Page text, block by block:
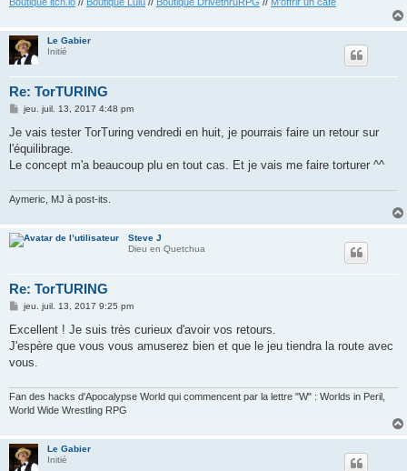
Le Gabier
Initié
Re: TorTURING
M
s
a
g
jeu. juil. 13, 2017 4:48 pm
Je vais tester TorTuring vendredi en huit, je pourrais faire un retour sur
l'équilibrage.
Le concept m'a beaucoup plu en tout cas. Et je vais me faire torturer ^^
Aymeric, MJ à post-its.
Steve J
Dieu en Quetchua
Re: TorTURING
M
s
a
g
jeu. juil. 13, 2017 9:25 pm
Excellent ! Je suis très curieux d'avoir vos retours.
J'espère que vous vous amuserez bien et que le jeu tiendra la route avec
vous.
Fan des hacks d'Apocalypse World qui commencent par la lettre "W" : Worlds in Peril,
World Wide Wrestling RPG
Le Gabier
Initié